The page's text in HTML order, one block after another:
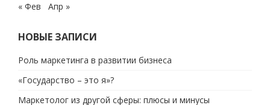
« Фев Апр »
НОВЫЕ ЗАПИСИ
Роль маркетинга в развитии бизнеса
«Государство – это я»?
Маркетолог из другой сферы: плюсы и минусы